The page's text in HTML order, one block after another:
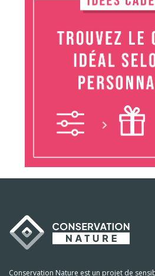
Conservation Nature est un projet de